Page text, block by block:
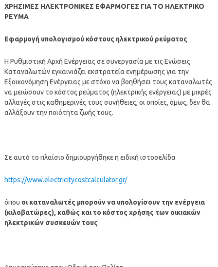
ΧΡΗΣΙΜΕΣ ΗΛΕΚΤΡΟΝΙΚΕΣ ΕΦΑΡΜΟΓΕΣ ΓΙΑ ΤΟ ΗΛΕΚΤΡΙΚΟ
ΡΕΥΜΑ
Εφαρμογή υπολογισμού κόστους ηλεκτρικού ρεύματος
Η Ρυθμιστική Αρχή Ενέργειας σε συνεργασία με τις Ενώσεις
Καταναλωτών εγκαινιάζει εκστρατεία ενημέρωσης για την
Εξοικονόμηση Ενέργειας με στόχο να βοηθήσει τους καταναλωτές
να μειώσουν το κόστος ρεύματος (ηλεκτρικής ενέργειας) με μικρές
αλλαγές στις καθημερινές τους συνήθειες, οι οποίες, όμως, δεν θα
αλλάξουν την ποιότητα ζωής τους.
Σε αυτό το πλαίσιο δημιουργήθηκε η ειδική ιστοσελίδα
https://www.electricitycostcalculator.gr/
όπου οι καταναλωτές μπορούν να υπολογίσουν την ενέργεια
(κιλοβατώρες), καθώς και το κόστος χρήσης των οικιακών
ηλεκτρικών συσκευών τους